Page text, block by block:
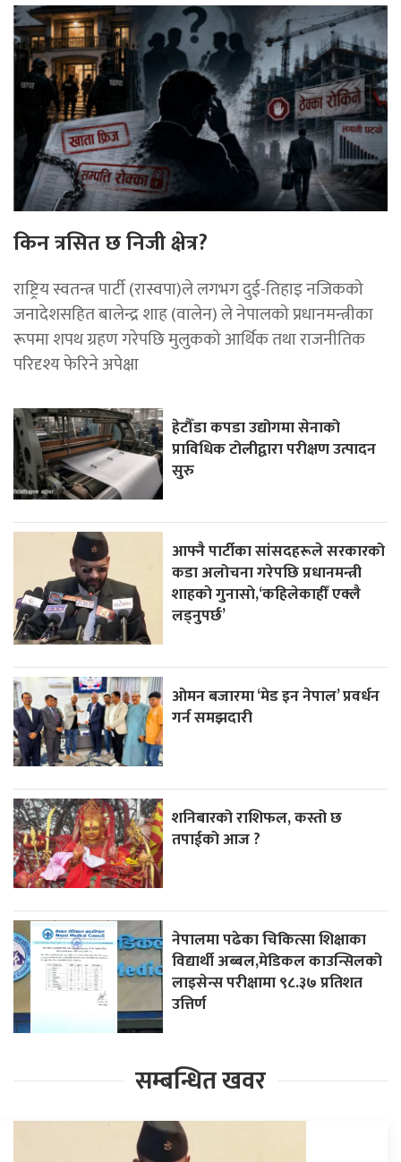
किन त्रसित छ निजी क्षेत्र?
राष्ट्रिय स्वतन्त्र पार्टी (रास्वपा)ले लगभग दुई-तिहाइ नजिकको
जनादेशसहित बालेन्द्र शाह (वालेन) ले नेपालको प्रधानमन्त्रीका
रूपमा शपथ ग्रहण गरेपछि मुलुकको आर्थिक तथा राजनीतिक
परिदृश्य फेरिने अपेक्षा
हेटौँडा कपडा उद्योगमा सेनाको
प्राविधिक टोलीद्वारा परीक्षण उत्पादन
सुरु
आफ्नै पार्टीका सांसदहरूले सरकारको
कडा अलोचना गरेपछि प्रधानमन्त्री
शाहकाे गुनासाे,‘कहिलेकाहीँ एक्लै
लड्नुपर्छ’
ओमन बजारमा ‘मेड इन नेपाल’ प्रवर्धन
गर्न समझदारी
शनिबारको राशिफल, कस्तो छ
तपाईको आज ?
नेपालमा पढेका चिकित्सा शिक्षाका
विद्यार्थी अब्बल,मेडिकल काउन्सिलको
लाइसेन्स परीक्षामा ९८.३७ प्रतिशत
उत्तिर्ण
सम्बन्धित खवर